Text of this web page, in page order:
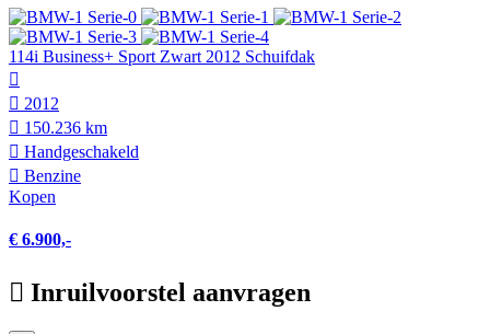
114i Business+ Sport Zwart 2012 Schuifdak
2012
150.236 km
Hand­geschakeld
Benzine
Kopen
€ 6.900,-
Inruilvoorstel aanvragen